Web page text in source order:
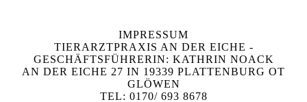
IMPRESSUM
TIERARZTPRAXIS AN DER EICHE -
GESCHÄFTSFÜHRERIN: KATHRIN NOACK
AN DER EICHE 27 IN 19339 PLATTENBURG OT
GLÖWEN
TEL: 0170/ 693 8678